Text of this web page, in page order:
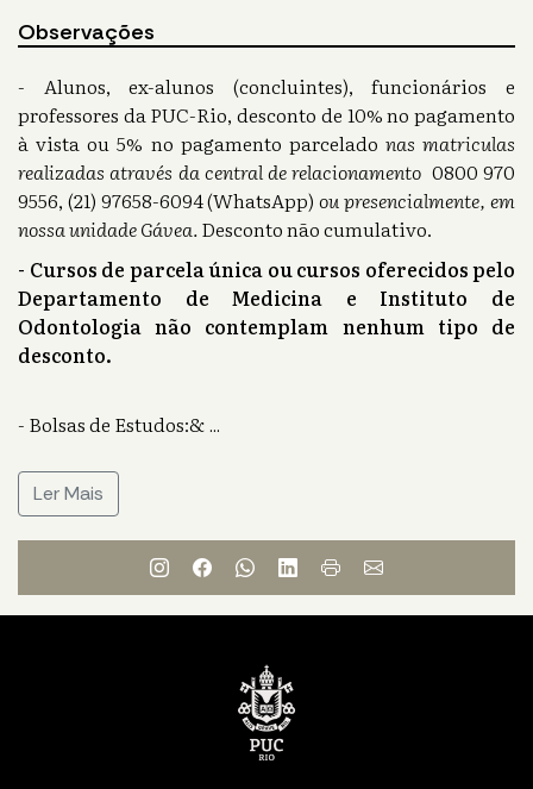
Observações
- Alunos, ex-alunos (concluintes), funcionários e
professores da PUC-Rio, desconto de 10% no pagamento
à vista ou 5% no pagamento parcelado nas matriculas
realizadas através da central de relacionamento 0800 970
9556, (21) 97658-6094 (WhatsApp)ou presencialmente, em
nossa unidade Gávea.Desconto não cumulativo.
- Cursos de parcela única ou cursos oferecidos pelo
Departamento de Medicina e Instituto de
Odontologia não contemplam nenhum tipo de
desconto.
- Bolsas de Estudos:&...
Ler Mais